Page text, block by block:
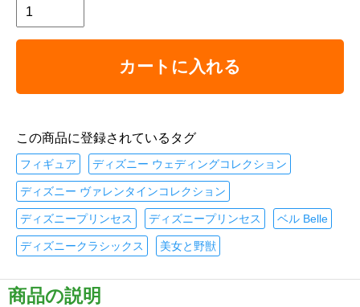
カートに入れる
この商品に登録されているタグ
フィギュア ディズニー ウェディングコレクション
ディズニー ヴァレンタインコレクション
ディズニープリンセス ディズニープリンセス ベル Belle
ディズニークラシックス 美女と野獣
商品の説明